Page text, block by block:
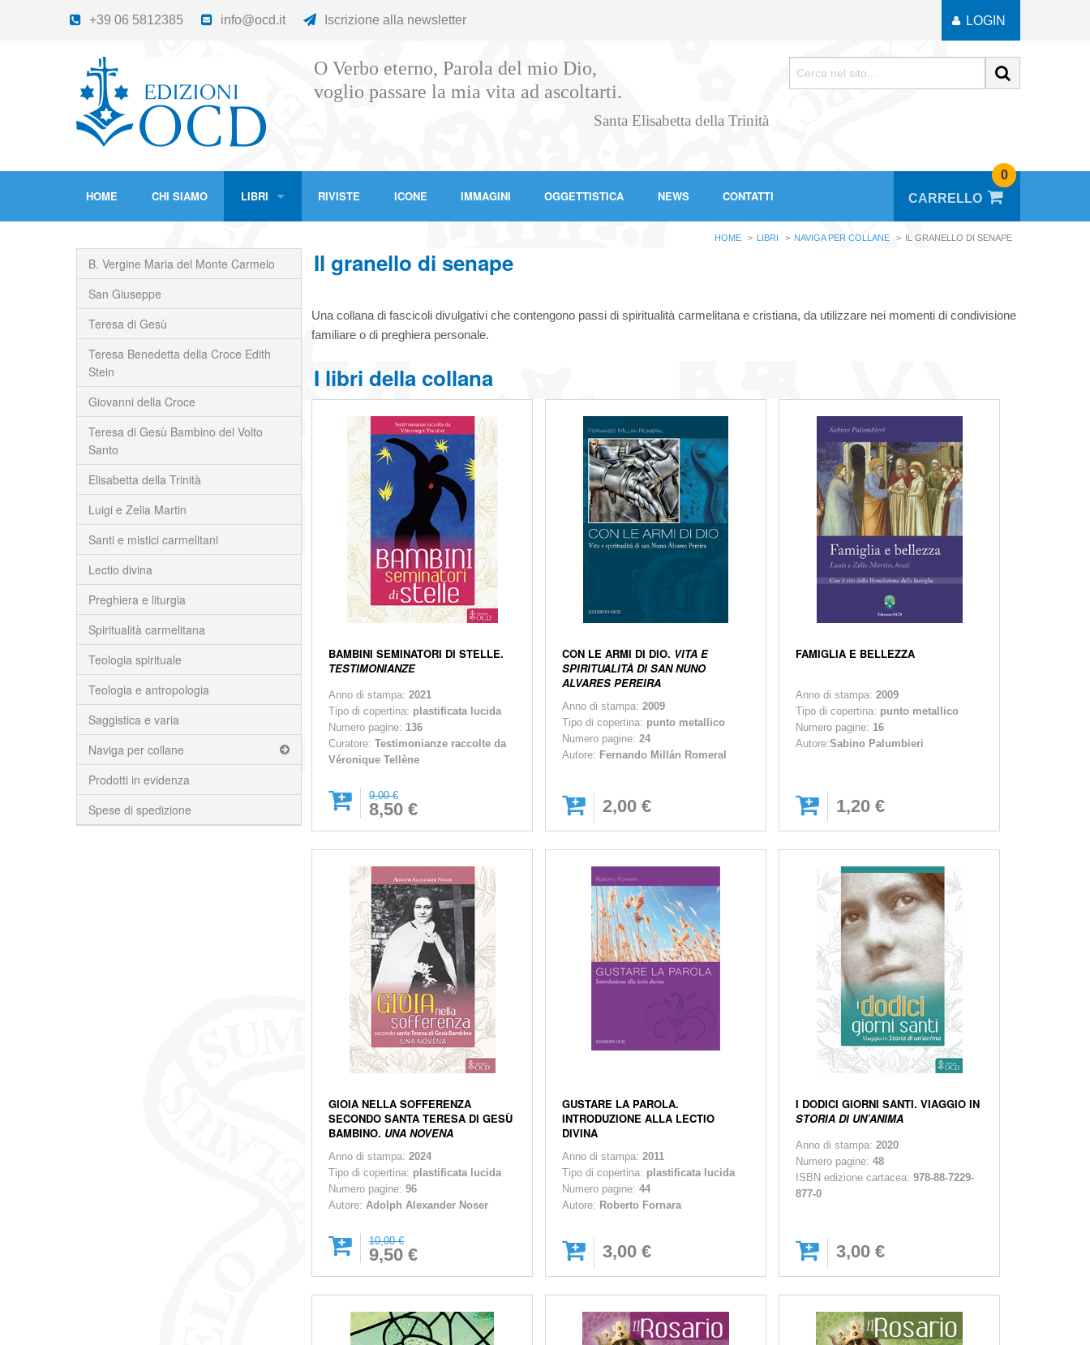
+39 06 5812385 info@ocd.it Iscrizione alla newsletter LOGIN
O Verbo eterno, Parola del mio Dio,
voglio passare la mia vita ad ascoltarti.
Santa Elisabetta della Trinità
HOME CHI SIAMO LIBRI RIVISTE ICONE IMMAGINI OGGETTISTICA NEWS CONTATTI
0
HOME LIBRI NAVIGA PER COLLANE IL GRANELLO DI SENAPE
B. Vergine Maria del Monte Carmelo
San Giuseppe
Teresa di Gesù
Teresa Benedetta della Croce Edith
Stein
Giovanni della Croce
Teresa di Gesù Bambino del Volto
Santo
Elisabetta della Trinità
Luigi e Zelia Martin
Santi e mistici carmelitani
Lectio divina
Preghiera e liturgia
Spiritualità carmelitana
Teologia spirituale
Teologia e antropologia
Saggistica e varia
Naviga per collane
Prodotti in evidenza
Spese di spedizione
Il granello di senape
Una collana di fascicoli divulgativi che contengono passi di spiritualità carmelitana e cristiana, da utilizzare nei momenti di condivisione
familiare o di preghiera personale.
I libri della collana
BAMBINI SEMINATORI DI STELLE.
TESTIMONIANZE
Anno di stampa:2021
Tipo di copertina: plastificata lucida
Numero pagine: 136
Curatore:Testimonianze raccolte da
Véronique Tellène
9,00 €
8,50 €
CON LE ARMI DI DIO. VITA E
SPIRITUALITÀ DI SAN NUNO
ALVARES PEREIRA
Anno di stampa: 2009
Tipo di copertina: punto metallico
Numero pagine: 24
Autore: Fernando Millán Romeral
2,00 €
FAMIGLIA E BELLEZZA
Anno di stampa: 2009
Tipo di copertina: punto metallico
Numero pagine: 16
Autore:Sabino Palumbieri
1,20 €
GIOIA NELLA SOFFERENZA
SECONDO SANTA TERESA DI GESÙ
BAMBINO. UNA NOVENA
Anno di stampa:2024
Tipo di copertina: plastificata lucida
Numero pagine:96
Autore: Adolph Alexander Noser
10,00 €
9,50 €
GUSTARE LA PAROLA.
INTRODUZIONE ALLA LECTIO
DIVINA
Anno di stampa: 2011
Tipo di copertina: plastificata lucida
Numero pagine: 44
Autore: Roberto Fornara
3,00 €
I DODICI GIORNI SANTI. VIAGGIO IN
STORIA DI UN’ANIMA
Anno di stampa: 2020
Numero pagine: 48
ISBN edizione cartacea:978-88-7229-
877-0
3,00 €